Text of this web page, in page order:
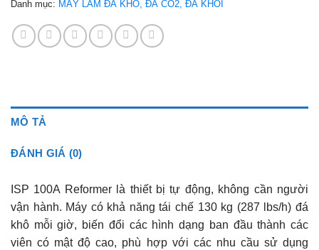
Danh mục: MÁY LÀM ĐÁ KHÔ, ĐÁ CO2, ĐÁ KHÓI
MÔ TẢ
ĐÁNH GIÁ (0)
ISP 100A Reformer là thiết bị tự động, không cần người
vận hành. Máy có khả năng tái chế 130 kg (287 lbs/h) đá
khô mỗi giờ, biến đổi các hình dạng ban đầu thành các
viên có mật độ cao, phù hợp với các nhu cầu sử dụng